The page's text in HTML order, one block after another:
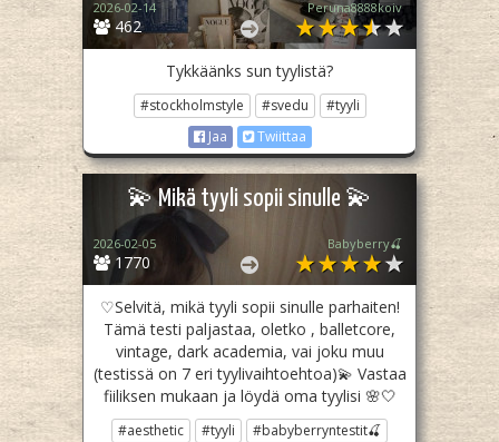
462
2026-02-14 Peruna8888koiv
Tykkäänks sun tyylistä?
#stockholmstyle #svedu
#tyyli
Jaa
Twiittaa
💫 Mikä tyyli sopii sinulle 💫
1770
2026-02-05 Babyberry🍒
♡Selvitä, mikä tyyli sopii sinulle parhaiten!
Tämä testi paljastaa, oletko , balletcore,
vintage, dark academia, vai joku muu
(testissä on 7 eri tyylivaihtoehtoa)💫 Vastaa
fiiliksen mukaan ja löydä oma tyylisi 🌸🤍
#aesthetic #tyyli
#babyberryntestit🍒